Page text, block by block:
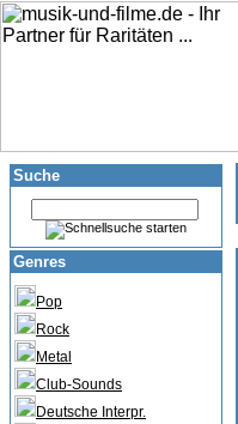
Suche
Genres
Pop
Rock
Metal
Club-Sounds
Deutsche Interpr.